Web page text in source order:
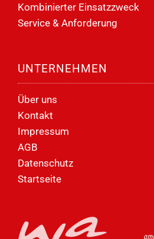
Kombinierter Einsatzzweck
Service & Anforderung
UNTERNEHMEN
Über uns
Kontakt
Impressum
AGB
Datenschutz
Startseite